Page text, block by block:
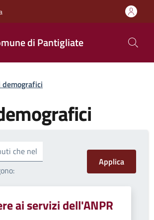
di Pantigliate
pane
demografici
che nel
ai servizi dell'ANPR